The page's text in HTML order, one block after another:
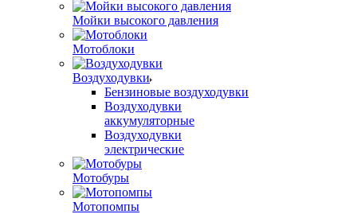
Мойки высокого давления
Мотоблоки
Воздуходувки
Бензиновые воздуходувки
Воздуходувки
аккумуляторные
Воздуходувки
электрические
Мотобуры
Мотопомпы